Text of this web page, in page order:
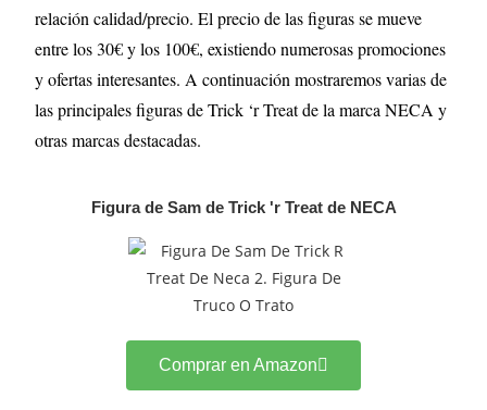
relación calidad/precio. El precio de las figuras se mueve
entre los 30€ y los 100€, existiendo numerosas promociones
y ofertas interesantes. A continuación mostraremos varias de
las principales figuras de Trick ‘r Treat de la marca NECA y
otras marcas destacadas.
Figura de Sam de Trick 'r Treat de NECA
Comprar en Amazon